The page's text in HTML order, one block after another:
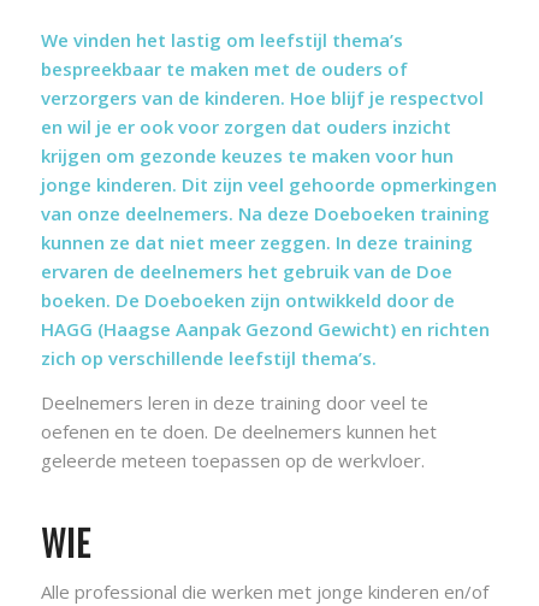
We vinden het lastig om leefstijl thema’s
bespreekbaar te maken met de ouders of
verzorgers van de kinderen. Hoe blijf je respectvol
en wil je er ook voor zorgen dat ouders inzicht
krijgen om gezonde keuzes te maken voor hun
jonge kinderen. Dit zijn veel gehoorde opmerkingen
van onze deelnemers. Na deze Doeboeken training
kunnen ze dat niet meer zeggen. In deze training
ervaren de deelnemers het gebruik van de Doe
boeken. De Doeboeken zijn ontwikkeld door de
HAGG (Haagse Aanpak Gezond Gewicht) en richten
zich op verschillende leefstijl thema’s.
Deelnemers leren in deze training door veel te
oefenen en te doen. De deelnemers kunnen het
geleerde meteen toepassen op de werkvloer.
WIE
Alle professional die werken met jonge kinderen en/of